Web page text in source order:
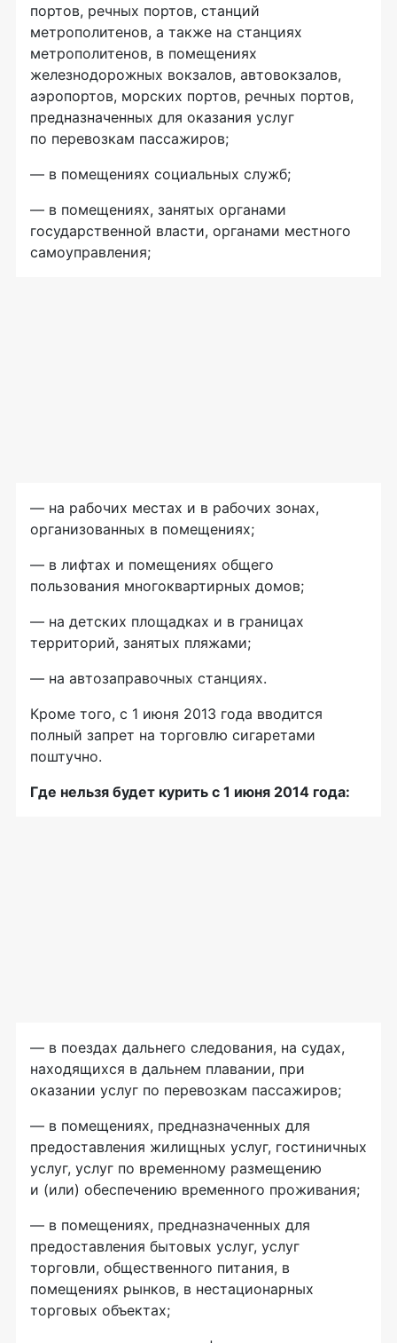
портов, речных портов, станций
метрополитенов, а также на станциях
метрополитенов, в помещениях
железнодорожных вокзалов, автовокзалов,
аэропортов, морских портов, речных портов,
предназначенных для оказания услуг
по перевозкам пассажиров;
— в помещениях социальных служб;
— в помещениях, занятых органами
государственной власти, органами местного
самоуправления;
— на рабочих местах и в рабочих зонах,
организованных в помещениях;
— в лифтах и помещениях общего
пользования многоквартирных домов;
— на детских площадках и в границах
территорий, занятых пляжами;
— на автозаправочных станциях.
Кроме того, с 1 июня 2013 года вводится
полный запрет на торговлю сигаретами
поштучно.
Где нельзя будет курить с 1 июня 2014 года:
— в поездах дальнего следования, на судах,
находящихся в дальнем плавании, при
оказании услуг по перевозкам пассажиров;
— в помещениях, предназначенных для
предоставления жилищных услуг, гостиничных
услуг, услуг по временному размещению
и (или) обеспечению временного проживания;
— в помещениях, предназначенных для
предоставления бытовых услуг, услуг
торговли, общественного питания, в
помещениях рынков, в нестационарных
торговых объектах;